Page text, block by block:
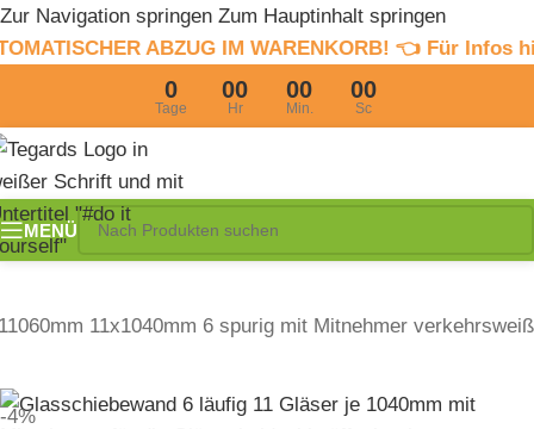
Zur Navigation springen Zum Hauptinhalt springen
ABZUG IM WARENKORB! 👈 Für Infos hier clicken4%
0
Tage
00
Hr
00
Min.
00
Sc
MENÜ
11x1040mm 6 spurig mit Mitnehmer verkehrsweiß
-4%